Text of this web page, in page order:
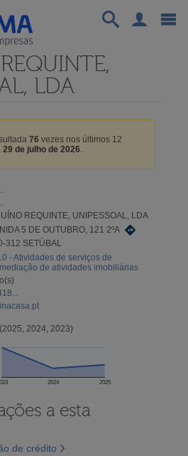
LDA
76 vezes nos últimos 12
29 de julho de 2026.
REQUINTE, UNIPESSOAL, LDA
5 DE OUTUBRO, 121 2ºA
312 SETÚBAL
- Atividades de serviços de
de atividades imobiliárias
2024, 2023)
2024 2025
a esta
de crédito